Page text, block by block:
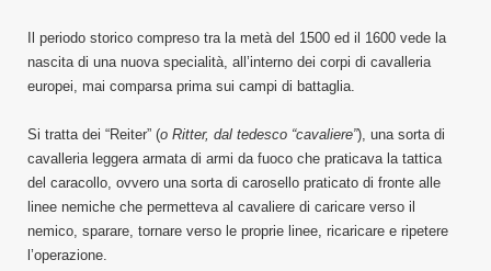
Il periodo storico compreso tra la metà del 1500 ed il 1600 vede la
nascita di una nuova specialità, all’interno dei corpi di cavalleria
europei, mai comparsa prima sui campi di battaglia.
Si tratta dei “Reiter” (o Ritter, dal tedesco “cavaliere”), una sorta di
cavalleria leggera armata di armi da fuoco che praticava la tattica
del caracollo, ovvero una sorta di carosello praticato di fronte alle
linee nemiche che permetteva al cavaliere di caricare verso il
nemico, sparare, tornare verso le proprie linee, ricaricare e ripetere
l’operazione.